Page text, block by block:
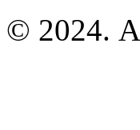
© 2024.